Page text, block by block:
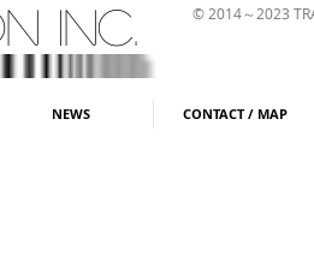
INC.
NEWS CONTACT / MAP
© 2014～2023